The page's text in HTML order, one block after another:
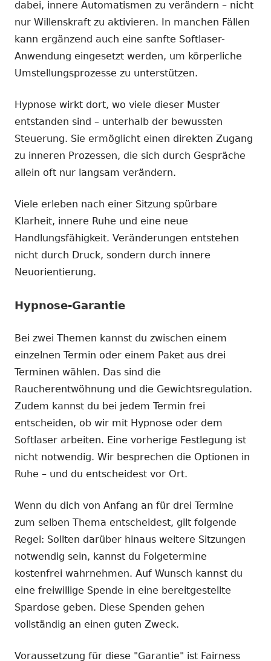
dabei, innere Automatismen zu verändern – nicht
nur Willenskraft zu aktivieren. In manchen Fällen
kann ergänzend auch eine sanfte Softlaser-
Anwendung eingesetzt werden, um körperliche
Umstellungsprozesse zu unterstützen.
Hypnose wirkt dort, wo viele dieser Muster
entstanden sind – unterhalb der bewussten
Steuerung. Sie ermöglicht einen direkten Zugang
zu inneren Prozessen, die sich durch Gespräche
allein oft nur langsam verändern.
Viele erleben nach einer Sitzung spürbare
Klarheit, innere Ruhe und eine neue
Handlungsfähigkeit. Veränderungen entstehen
nicht durch Druck, sondern durch innere
Neuorientierung.
Hypnose-Garantie
Bei zwei Themen kannst du zwischen einem
einzelnen Termin oder einem Paket aus drei
Terminen wählen. Das sind die
Raucherentwöhnung und die Gewichtsregulation.
Zudem kannst du bei jedem Termin frei
entscheiden, ob wir mit Hypnose oder dem
Softlaser arbeiten. Eine vorherige Festlegung ist
nicht notwendig. Wir besprechen die Optionen in
Ruhe – und du entscheidest vor Ort.
Wenn du dich von Anfang an für drei Termine
zum selben Thema entscheidest, gilt folgende
Regel: Sollten darüber hinaus weitere Sitzungen
notwendig sein, kannst du Folgetermine
kostenfrei wahrnehmen. Auf Wunsch kannst du
eine freiwillige Spende in eine bereitgestellte
Spardose geben. Diese Spenden gehen
vollständig an einen guten Zweck.
Voraussetzung für diese "Garantie" ist Fairness